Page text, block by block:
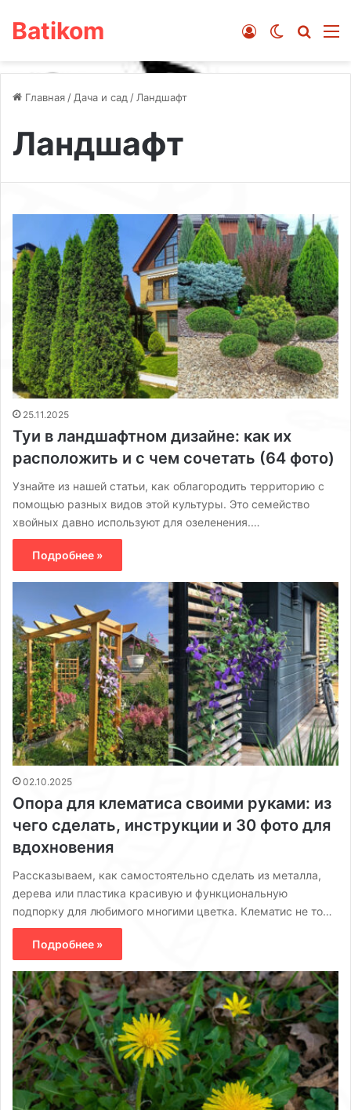
Batikom Switch skin
Войти
Главная / Дача и сад / Ландшафт
Ландшафт
25.11.2025
Туи в ландшафтном дизайне: как их
расположить и с чем сочетать (64 фото)
Узнайте из нашей статьи, как облагородить территорию с
помощью разных видов этой культуры. Это семейство
хвойных давно используют для озеленения.…
Подробнее »
02.10.2025
Опора для клематиса своими руками: из
чего сделать, инструкции и 30 фото для
вдохновения
Рассказываем, как самостоятельно сделать из металла,
дерева или пластика красивую и функциональную
подпорку для любимого многими цветка. Клематис не то…
Подробнее »